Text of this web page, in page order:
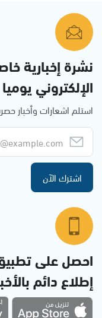
نشرة إخبارية
الإلكتروني يوميا
استلم اشعارات وأخبار
اشترك الآن
احصل على
إطلاع دائم